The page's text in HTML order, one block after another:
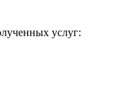
услуг: